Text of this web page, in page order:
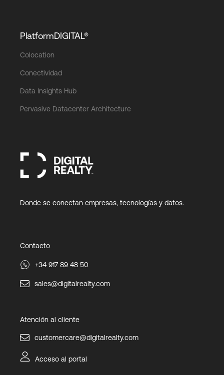
PlatformDIGITAL®
Colocation
Conectividad
Data Insights Hub
Pervasive Datacenter Architecture
Donde se conectan empresas, tecnologías y datos.
Contacto
+34 917 89 48 50
sales@digitalrealty.com
Atención al cliente
customercare@digitalrealty.com
Acceso al portal